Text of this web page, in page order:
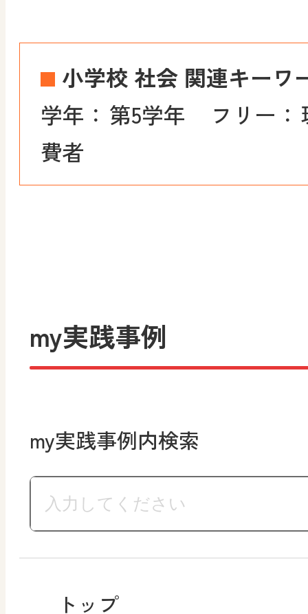
小学校 社会 関連キーワ
学年： 第5学年 フリー：
費者
my実践事例
my実践事例内検索
トップ